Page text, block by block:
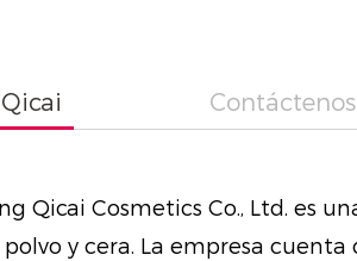
Contáctenos
Qicai Cosmetics Co., Ltd. es
polvo y cera. La empresa